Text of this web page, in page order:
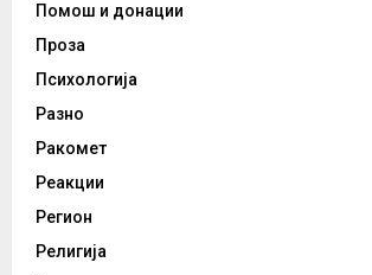
Помош и донации
Проза
Психологија
Разно
Ракомет
Реакции
Регион
Религија